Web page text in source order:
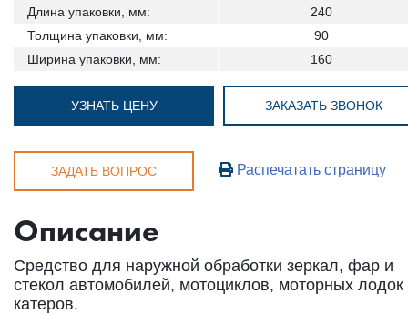
Длина упаковки, мм:
240
Толщина упаковки, мм:
90
Ширина упаковки, мм:
160
УЗНАТЬ ЦЕНУ ЗАКАЗАТЬ ЗВОНОК
ЗАДАТЬ ВОПРОС Распечатать страницу
Описание
Средство для наружной обработки зеркал, фар и
стекол автомобилей, мотоциклов, моторных лодок
катеров.